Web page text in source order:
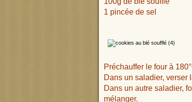
1 pincée de sel
Préchauffer le four à
Dans un saladier, verser
Dans un autre saladier,
mélanger.